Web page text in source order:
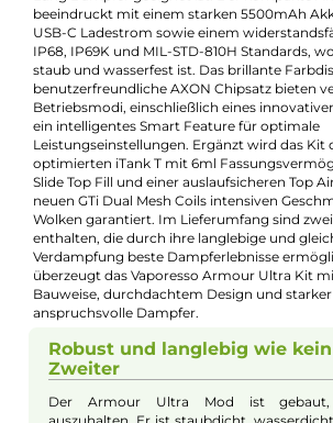
Geregelter Akkuträger:
Ja
Maximale Leistung:
100W
Zugverhalten:
Direct-Lung, Mouth-to-
Experte für dieses
Kevin
Produkt-Manager &
Bei Fragen zu diesem Artikel
Experten schnell und
E-Mail senden